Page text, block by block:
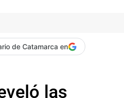
de Catamarca en
las